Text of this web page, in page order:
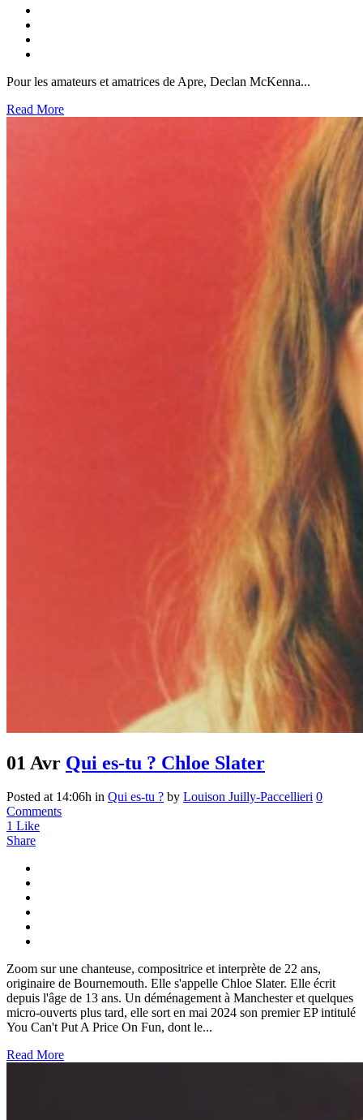
Pour les amateurs et amatrices de Apre, Declan McKenna...
Read More
01 Avr Qui es-tu ? Chloe Slater
Posted at 14:06h in Qui es-tu ? by Louison Juilly-Paccellieri 0
Comments
1 Like
Share
Zoom sur une chanteuse, compositrice et interprète de 22 ans,
originaire de Bournemouth. Elle s'appelle Chloe Slater. Elle écrit
depuis l'âge de 13 ans. Un déménagement à Manchester et quelques
micro-ouverts plus tard, elle sort en mai 2024 son premier EP intitulé
You Can't Put A Price On Fun, dont le...
Read More